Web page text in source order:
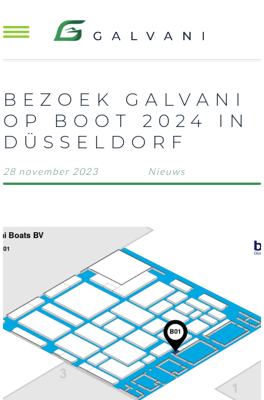
Mobile Menu Toggle
BEZOEK GALVANI
OP BOOT 2024 IN
DÜSSELDORF
Nieuws
28 november 2023